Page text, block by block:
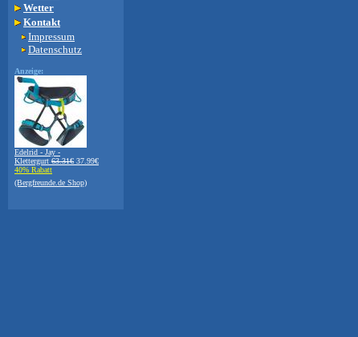
Wetter
Kontakt
Impressum
Datenschutz
Anzeige:
Edelrid - Jay -
Klettergurt 63.31€ 37.99€
40% Rabatt
(Bergfreunde.de Shop)